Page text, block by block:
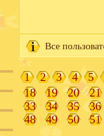
Все
1 2 3 4
5
18
19 20
21
33
34 35
36
48
49 50 51